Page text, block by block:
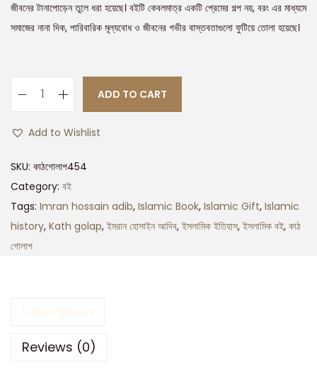
জীবনের টানাপোড়েন তুলে ধরা হয়েছে। বইটি কেবলমাত্র একটি প্রেমের গল্প নয়, বরং এর মাধ্যমে
সমাজের নানা দিক, পারিবারিক মূল্যবোধ ও জীবনের গভীর বাস্তবতাগুলো ফুটিয়ে তোলা হয়েছে।
ADD TO CART
Add to Wishlist
SKU: কাঠগোলাপ454
Category: বই
Tags: Imran hossain adib, Islamic Book, Islamic Gift, Islamic
history, Kath golap, ইমরান হোসাইন আদিব, ইসলামিক ইতিহাস, ইসলামিক বই, কাঠ
গোলাপ
Reviews (0)